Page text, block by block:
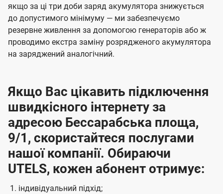
якщо за ці три доби заряд акумулятора знижується
до допустимого мінімуму — ми забезпечуємо
резервне живлення за допомогою генераторів або ж
проводимо екстра заміну розрядженого акумулятора
на заряджений аналогічний.
Якщо Вас цікавить підключення
швидкісного інтернету за
адресою Бессарабська площа,
9/1, скористайтеся послугами
нашої компанії. Обираючи
UTELS, кожен абонент отримує:
індивідуальний підхід;